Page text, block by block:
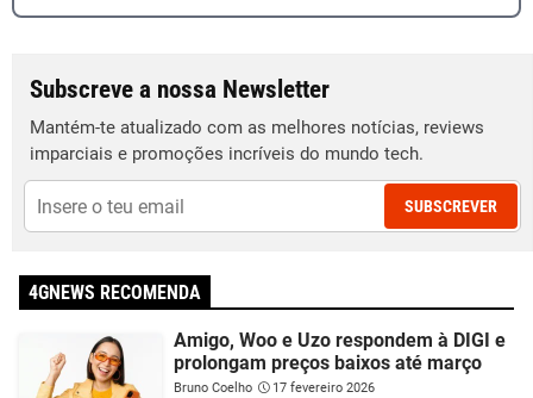
Subscreve a nossa Newsletter
Mantém-te atualizado com as melhores notícias, reviews
imparciais e promoções incríveis do mundo tech.
SUBSCREVER
4GNEWS RECOMENDA
Amigo, Woo e Uzo respondem à DIGI e
prolongam preços baixos até março
Bruno Coelho 17 fevereiro 2026